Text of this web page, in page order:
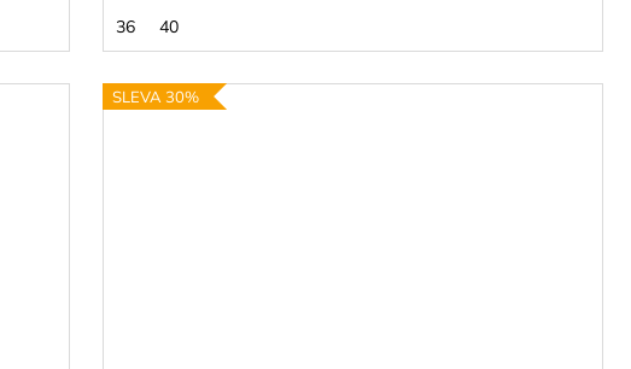
36 40
SLEVA 30%